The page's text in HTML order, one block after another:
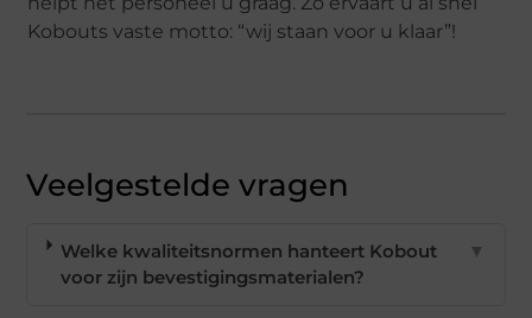
Kobouts vaste motto: “wij staan voor u klaar”!
Veelgestelde vragen
Welke kwaliteitsnormen hanteert Kobout
voor zijn bevestigingsmaterialen?
▼